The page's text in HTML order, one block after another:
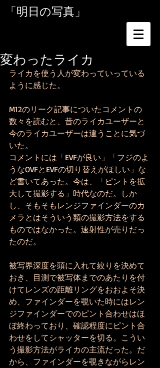
「明日の写真」
変わったライカ
ライカを使う人が変わっていっている
ように感じた。
M12のリーク記事についたコメントの
数々を読むと、昔のライカユーザーと
今のライカユーザーは違うことに気づ
いた。
コメントには「EVFが良い」「フジのよ
うなOVFとEVFの切り替えがほしい」な
ど書いてあった。今は、「ピントを拡
大して撮影する」時代なのだ。しか
し、そもそもレンジファインダーのカ
メラとはそういう類の撮影方法をする
ものではなかった。速射性が売りだっ
たのだ。
被写界深度を頭に入れて絞りを決めて
おき、目測で被写体までのあたりを付
けてレンズの距離リングをおおよそ決
め、ファインダーを覗いた時にはレン
ジファインダーでのピント合わせはほ
ぼ終わっており、確認程度にピント合
わせをしてシャッターを切る。こうい
う撮影方法がライカの主流だった。だ
から、ファインダーを覗きながらレン